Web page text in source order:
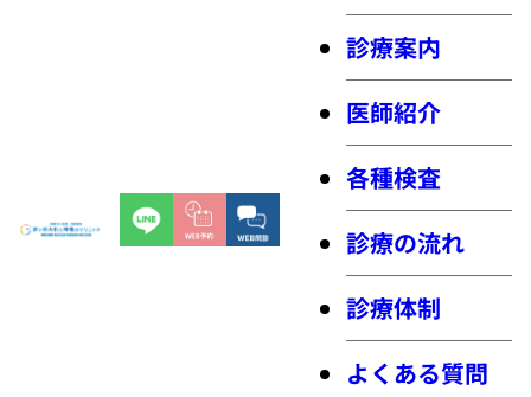
診療案内
医師紹介
各種検査
診療の流れ
診療体制
よくある質問